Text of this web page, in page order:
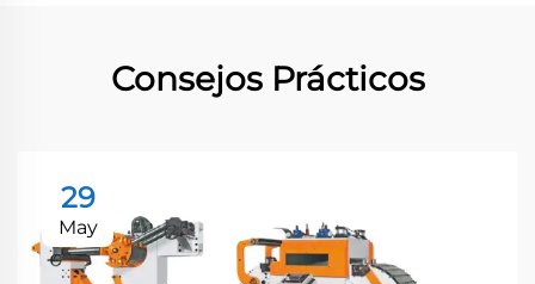
Consejos Prácticos
29
May